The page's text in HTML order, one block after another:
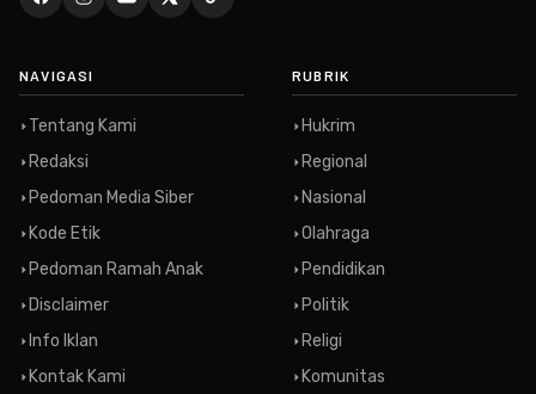
NAVIGASI
Tentang Kami
Redaksi
Pedoman Media Siber
Kode Etik
Pedoman Ramah Anak
Disclaimer
Info Iklan
Kontak Kami
RUBRIK
Hukrim
Regional
Nasional
Olahraga
Pendidikan
Politik
Religi
Komunitas